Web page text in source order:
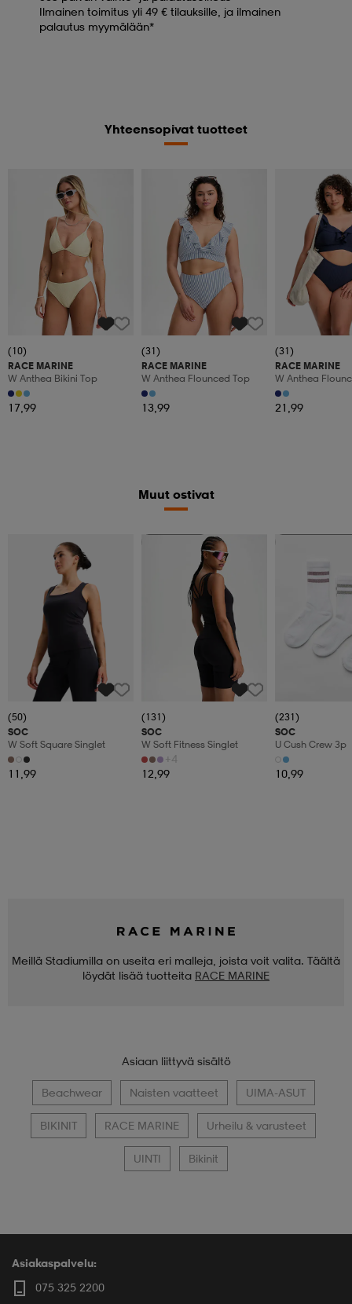
Ilmainen toimitus yli 49 € tilauksille, ja ilmainen
palautus myymälään*
Yhteensopivat tuotteet
(10)
RACE MARINE
W Anthea Bikini Top
17,99
(31)
RACE MARINE
W Anthea Flounced Top
13,99
(31)
RACE MARINE
W Anthea
21,99
Muut ostivat
(50)
SOC
W Soft Square Singlet
11,99
(131)
SOC
W Soft Fitness Singlet
+4
12,99
(231)
SOC
U Cush Crew 3p
10,99
Meillä Stadiumilla on useita eri malleja, joista voit valita. Täältä
löydät lisää tuotteita RACE MARINE
Asiaan liittyvä sisältö
Beachwear Naisten vaatteet UIMA-ASUT
BIKINIT RACE MARINE Urheilu & varusteet
UINTI Bikinit
Asiakaspalvelu:
075 325 2200